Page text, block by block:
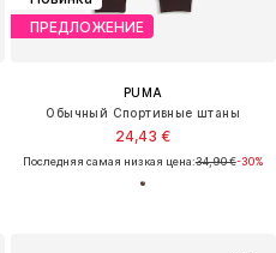
ПРЕДЛОЖЕНИЕ
PUMA
Обычный Спортивные штаны
24,43 €
Последняя самая низкая цена:34,90 €-30%